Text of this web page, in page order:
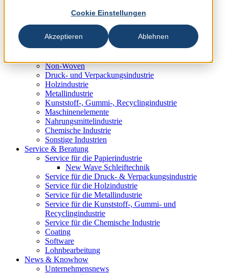
Cookie Einstellungen
Akzeptieren Ablehnen
Industrien & Produkte
Non-Woven
Druck- und Verpackungsindustrie
Holzindustrie
Metallindustrie
Kunststoff-, Gummi-, Recyclingindustrie
Maschinenelemente
Nahrungsmittelindustrie
Chemische Industrie
Sonstige Industrien
Service & Beratung
Service für die Papierindustrie
New Wave Schleiftechnik
Service für die Druck- & Verpackungsindustrie
Service für die Holzindustrie
Service für die Metallindustrie
Service für die Kunststoff-, Gummi- und
Recyclingindustrie
Service für die Chemische Industrie
Coating
Software
Lohnbearbeitung
News & Knowhow
Unternehmensnews